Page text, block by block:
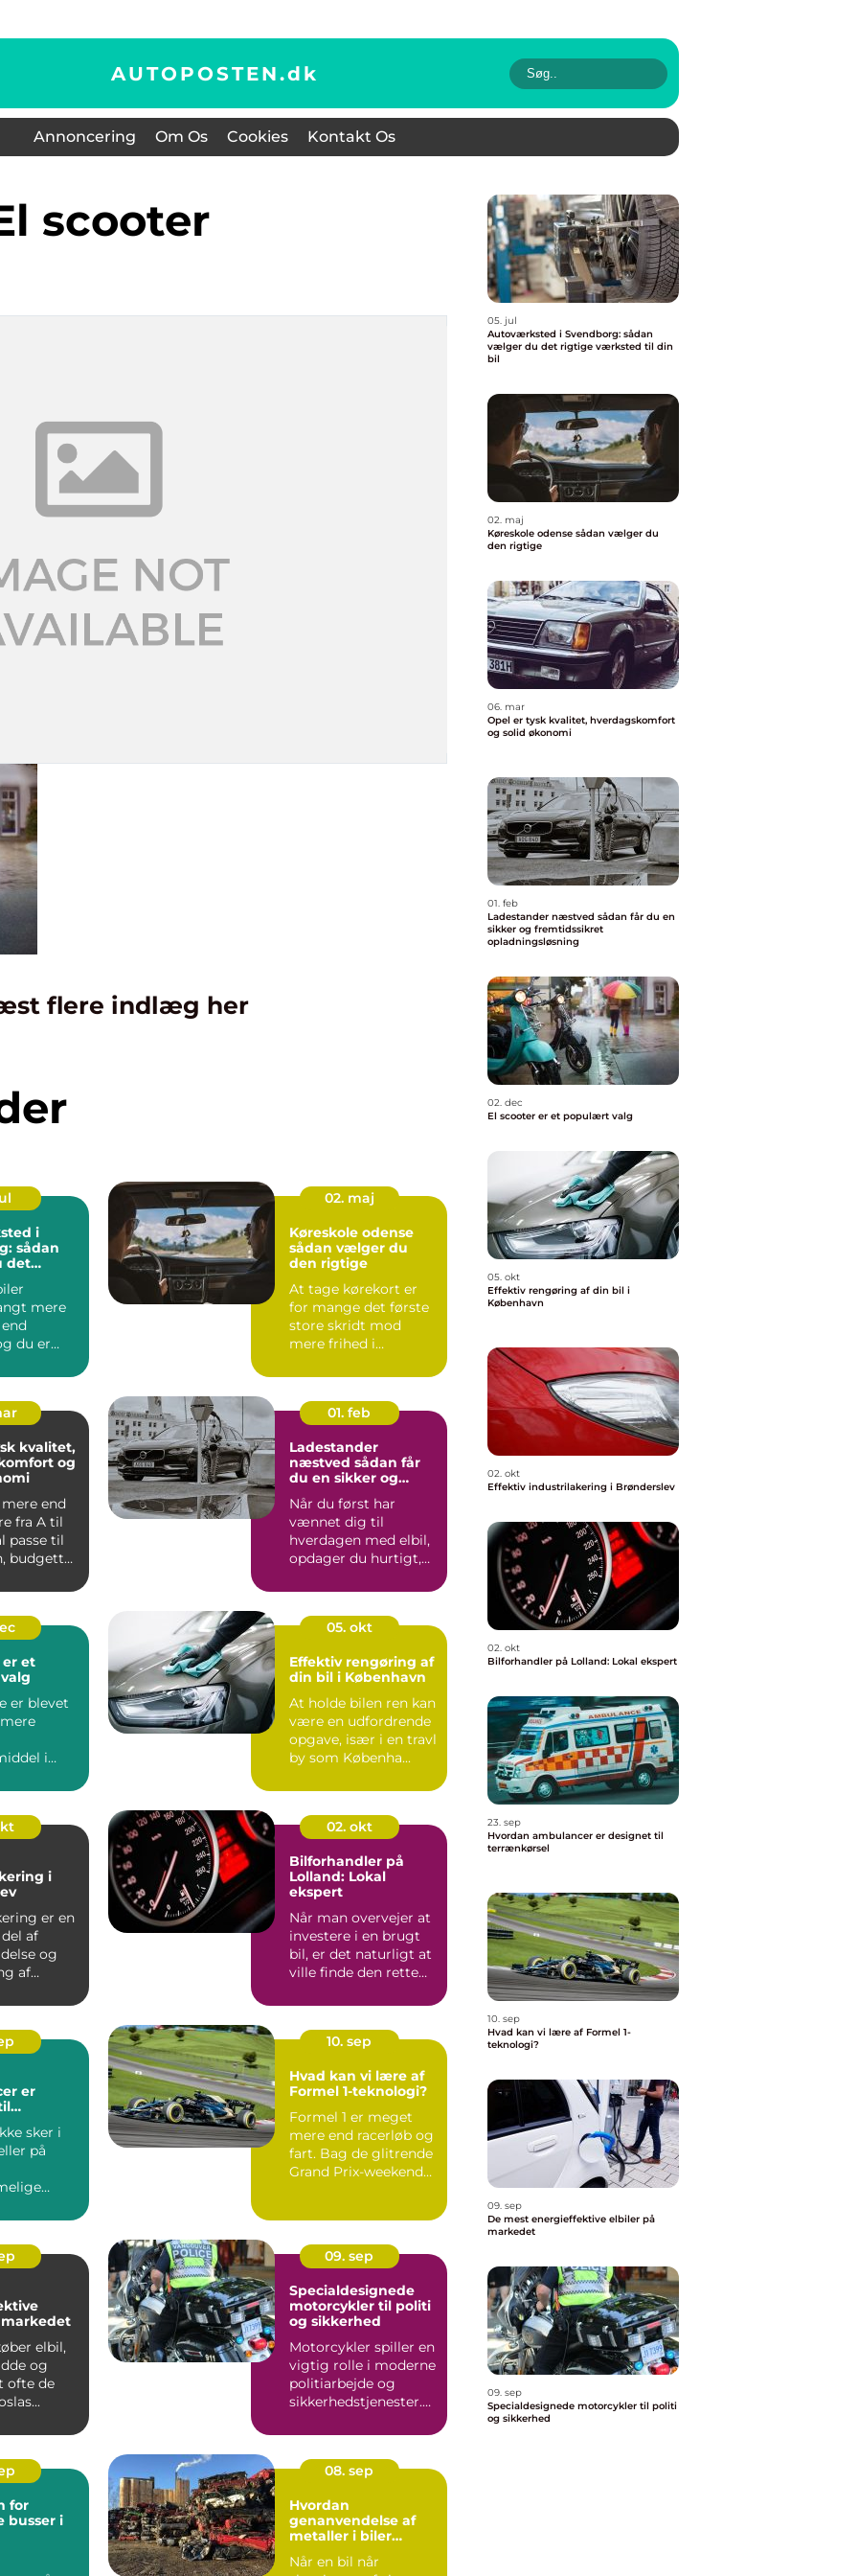
AUTOPOSTEN.dk
Annoncering Om Os Cookies Kontakt Os
El scooter
flere indlæg her
i
sådan
det
mere
du er
02. maj
Køreskole odense
sådan vælger du
den rigtige
At tage kørekort er
for mange det første
store skridt mod
mere frihed i
markedet for ...
kvalitet,
og
end
fra A til
passe til
budgettet
01. feb
Ladestander
næstved sådan får
du en sikker og
opladningsløsning
Når du først har
vænnet dig til
hverdagen med elbil,
opdager du hurtigt,
og hu...
er et
er blevet
i
05. okt
Effektiv rengøring af
din bil i København
At holde bilen ren kan
være en udfordrende
opgave, især i en travl
by som Københa...
i
er en
af
og
af
02. okt
Bilforhandler på
Lolland: Lokal
ekspert
Når man overvejer at
investere i en brugt
bil, er det naturligt at
ville finde den rette
er
sker i
på
10. sep
Hvad kan vi lære af
Formel 1-teknologi?
Formel 1 er meget
mere end racerløb og
fart. Bag de glitrende
Grand Prix-weekender
elbil,
og
ofte de
09. sep
Specialdesignede
motorcykler til politi
og sikkerhed
Motorcykler spiller en
vigtig rolle i moderne
politiarbejde og
sikkerhedstjenester.
for
busser i
08. sep
Hvordan
genanvendelse af
metaller i biler
Når en bil når
05. jul
Autoværksted i Svendborg: sådan
vælger du det rigtige værksted til din
bil
02. maj
Køreskole odense sådan vælger du
den rigtige
06. mar
Opel er tysk kvalitet, hverdagskomfort
og solid økonomi
01. feb
Ladestander næstved sådan får du en
sikker og fremtidssikret
opladningsløsning
02. dec
El scooter er et populært valg
05. okt
Effektiv rengøring af din bil i
København
02. okt
Effektiv industrilakering i Brønderslev
02. okt
Bilforhandler på Lolland: Lokal ekspert
23. sep
Hvordan ambulancer er designet til
terrænkørsel
10. sep
Hvad kan vi lære af Formel 1-
teknologi?
09. sep
De mest energieffektive elbiler på
markedet
09. sep
Specialdesignede motorcykler til politi
og sikkerhed